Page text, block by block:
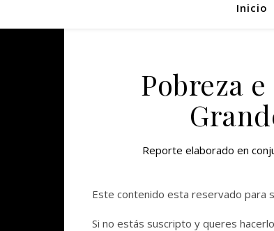
Inicio
Pobreza
Reporte elaborado en
Este contenido esta reservado para
Si no estás suscripto y queres